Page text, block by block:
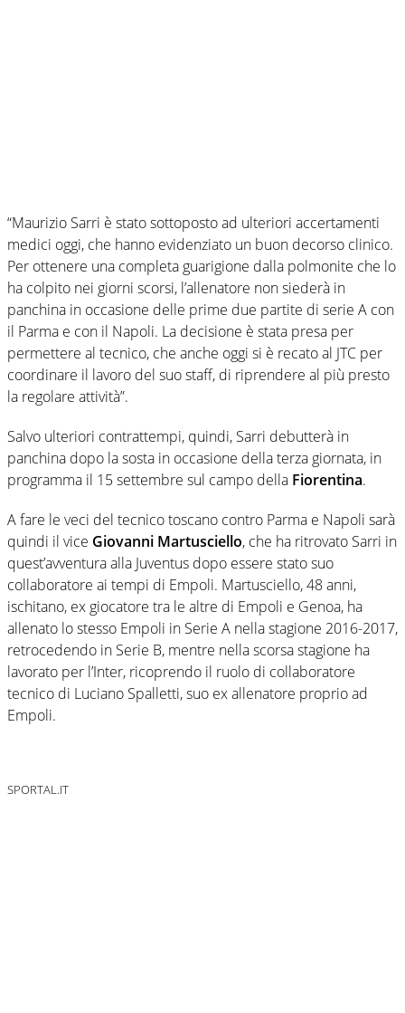
“Maurizio Sarri è stato sottoposto ad ulteriori accertamenti
medici oggi, che hanno evidenziato un buon decorso clinico.
Per ottenere una completa guarigione dalla polmonite che lo
ha colpito nei giorni scorsi, l’allenatore non siederà in
panchina in occasione delle prime due partite di serie A con
il Parma e con il Napoli. La decisione è stata presa per
permettere al tecnico, che anche oggi si è recato al JTC per
coordinare il lavoro del suo staff, di riprendere al più presto
la regolare attività”.
Salvo ulteriori contrattempi, quindi, Sarri debutterà in
panchina dopo la sosta in occasione della terza giornata, in
programma il 15 settembre sul campo della Fiorentina.
A fare le veci del tecnico toscano contro Parma e Napoli sarà
quindi il vice Giovanni Martusciello, che ha ritrovato Sarri in
quest’avventura alla Juventus dopo essere stato suo
collaboratore ai tempi di Empoli. Martusciello, 48 anni,
ischitano, ex giocatore tra le altre di Empoli e Genoa, ha
allenato lo stesso Empoli in Serie A nella stagione 2016-2017,
retrocedendo in Serie B, mentre nella scorsa stagione ha
lavorato per l’Inter, ricoprendo il ruolo di collaboratore
tecnico di Luciano Spalletti, suo ex allenatore proprio ad
Empoli.
SPORTAL.IT